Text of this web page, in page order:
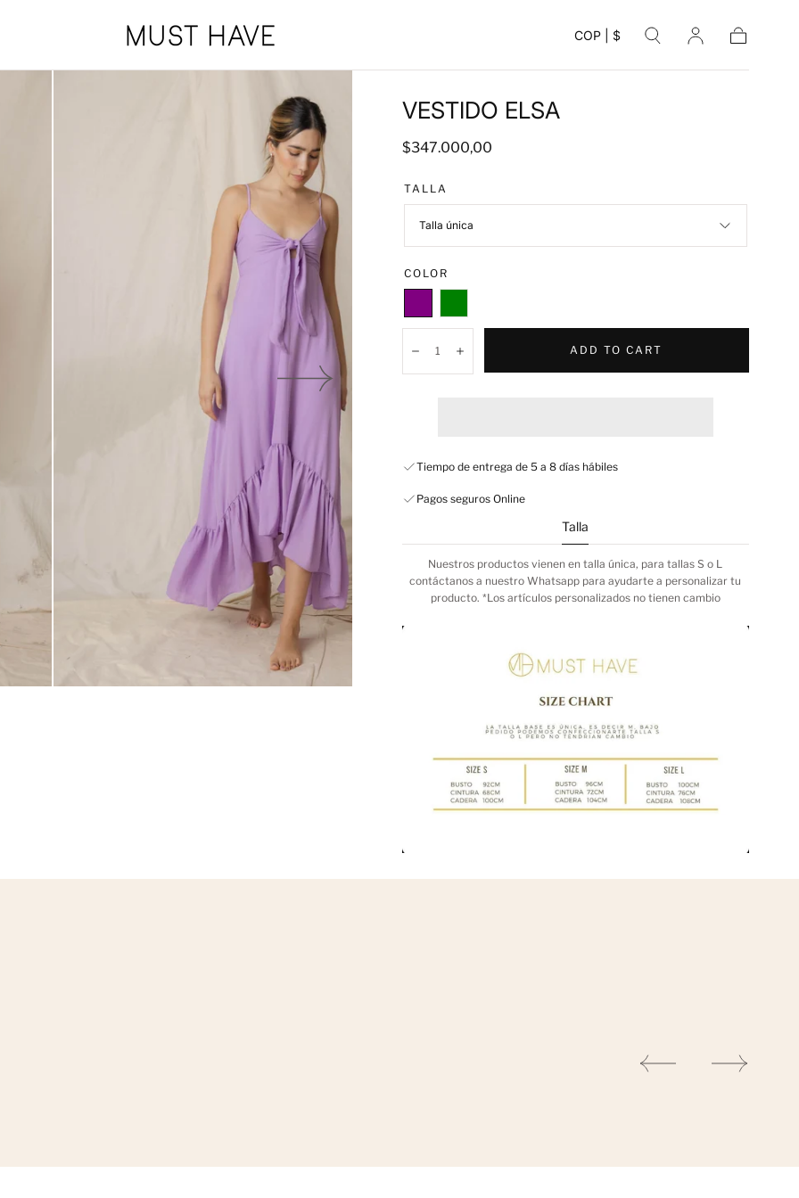
COP | $
VESTIDO ELSA
Regular
$347.000,00
TALLA
Talla única
COLOR
DecreaseIncrease ADD TO CART
Tiempo de entrega de 5 a 8 días hábiles
Pagos seguros Online
Talla
Nuestros productos vienen en talla única, para tallas S o L
contáctanos a nuestro Whatsapp para ayudarte a personalizar tu
producto. *Los artículos personalizados no tienen cambio